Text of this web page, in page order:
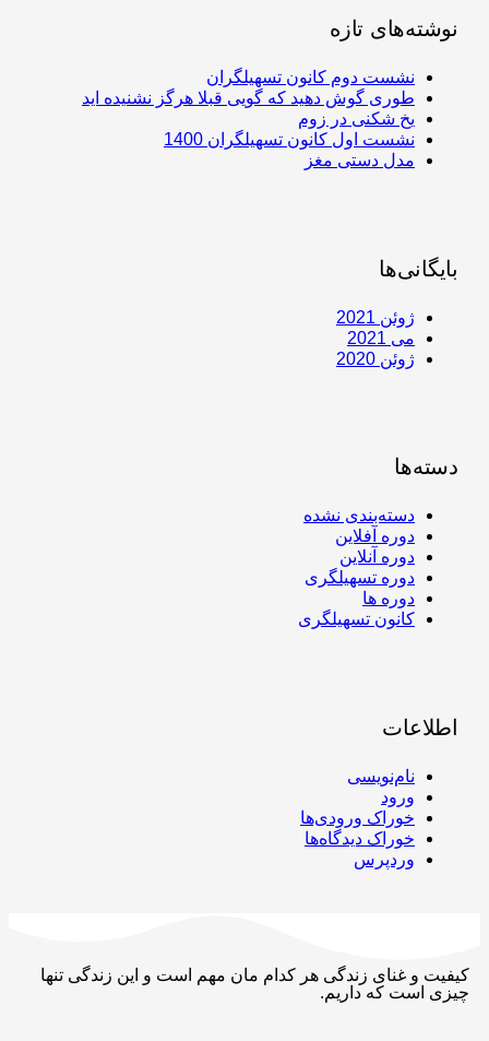
نوشته‌های تازه
نشست دوم کانون تسهیلگران
طوری گوش دهید که گویی قبلا هرگز نشنیده اید
یخ شکنی در زوم
نشست اول کانون تسهیلگران 1400
مدل دستی مغز
بایگانی‌ها
ژوئن 2021
می 2021
ژوئن 2020
دسته‌ها
دسته‌بندی نشده
دوره آفلاین
دوره آنلاین
دوره تسهیلگری
دوره ها
کانون تسهیلگری
اطلاعات
نام‌نویسی
ورود
خوراک ورودی‌ها
خوراک دیدگاه‌ها
وردپرس
کیفیت و غنای زندگی هر کدام مان مهم است و این زندگی تنها
چیزی است که داریم.